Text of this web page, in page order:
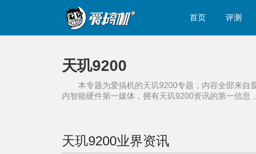
首页 评测
天玑9200
本专题为爱搞机的天玑9200专题，内容全部来自
内智能硬件第一媒体，拥有天玑9200资讯的第一信息
天玑9200业界资讯